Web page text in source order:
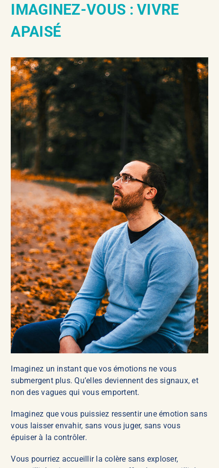
IMAGINEZ-VOUS : VIVRE
APAISÉ
Imaginez un instant que vos émotions ne vous
submergent plus. Qu’elles deviennent des signaux, et
non des vagues qui vous emportent.
Imaginez que vous puissiez ressentir une émotion sans
vous laisser envahir, sans vous juger, sans vous
épuiser à la contrôler.
Vous pourriez accueillir la colère sans exploser,